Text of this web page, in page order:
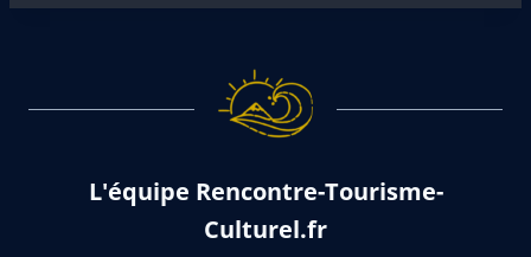
L'équipe Rencontre-Tourisme-
Culturel.fr